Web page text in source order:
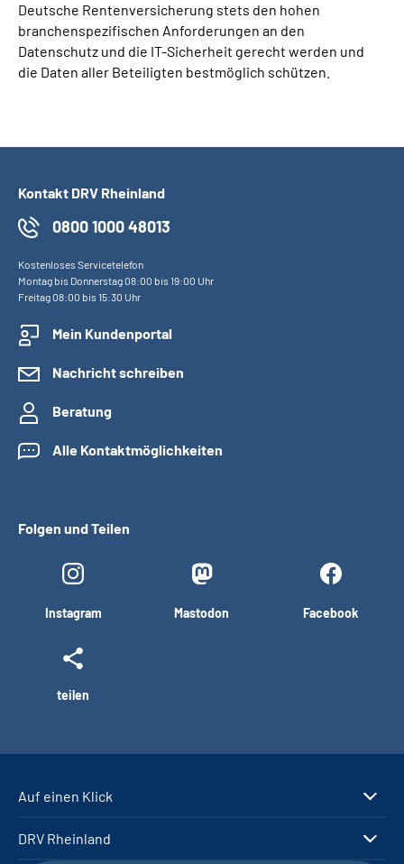
Deutsche Rentenversicherung stets den hohen
branchenspezifischen Anforderungen an den
Datenschutz und die IT-Sicherheit gerecht werden und
die Daten aller Beteiligten bestmöglich schützen.
Kontakt DRV Rheinland
0800 1000 48013
Kostenloses Servicetelefon
Montag bis Donnerstag 08:00 bis 19:00 Uhr
Freitag 08:00 bis 15:30 Uhr
Mein Kundenportal
Nachricht schreiben
Beratung
Alle Kontaktmöglichkeiten
Folgen und Teilen
Instagram Mastodon Facebook
teilen
Auf einen Klick
DRV Rheinland